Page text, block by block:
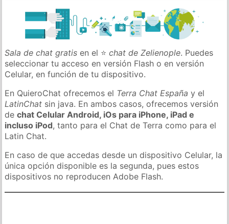
Sala de chat gratis en el ⭐chat de Zelienople. Puedes
seleccionar tu acceso en versión Flash o en versión
Celular, en función de tu dispositivo.
En QuieroChat ofrecemos el Terra Chat España y el
LatinChat sin java. En ambos casos, ofrecemos versión
dechat Celular Android, iOs para iPhone, iPad e
incluso iPod, tanto para el Chat de Terra como para el
Latin Chat.
En caso de que accedas desde un dispositivo Celular, la
única opción disponible es la segunda, pues estos
dispositivos no reproducen Adobe Flash.